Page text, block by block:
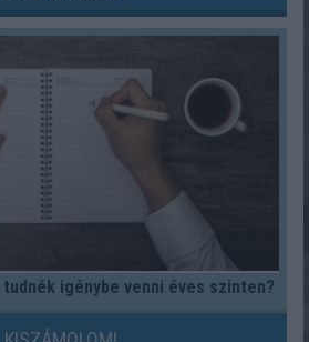
igénybe venni éves szinten?